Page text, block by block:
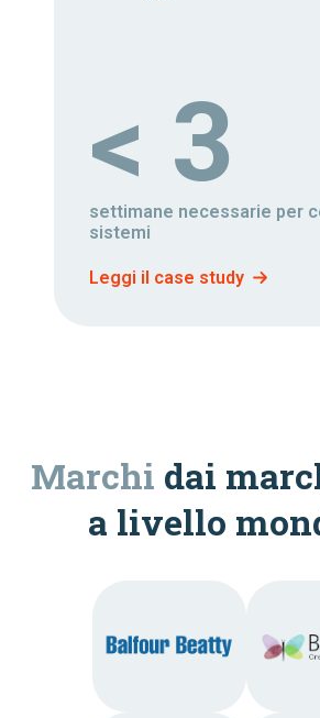
< 3
settimane necessarie per
sistemi
Leggi il case study
Marchi dai
a livello